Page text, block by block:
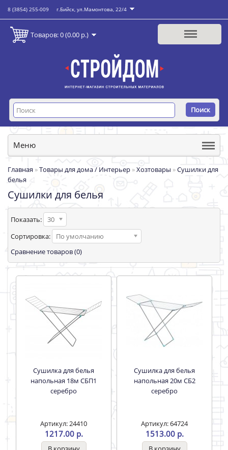
8 (3854) 255-009 г.Бийск, ул.Мамонтова, 22/4
Товаров: 0 (0.00 р.)
Поиск
Меню
Главная »Товары для дома / Интерьер »Хозтовары »Сушилки для
белья
Сушилки для белья
Показать:
30
Сортировка:
По умолчанию
Сравнение товаров (0)
Сушилка для белья
напольная 18м СБП1
серебро
Артикул: 24410
1217.00 р.
Сушилка для белья
напольная 20м СБ2
серебро
Артикул: 64724
1513.00 р.